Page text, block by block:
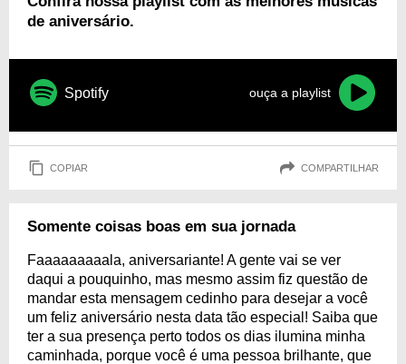
de aniversário.
Spotify ouça a playlist
COPIAR COMPARTILHAR
Somente coisas boas em sua jornada
Faaaaaaaaala, aniversariante! A gente vai se ver
daqui a pouquinho, mas mesmo assim fiz questão de
mandar esta mensagem cedinho para desejar a você
um feliz aniversário nesta data tão especial! Saiba que
ter a sua presença perto todos os dias ilumina minha
caminhada, porque você é uma pessoa brilhante, que